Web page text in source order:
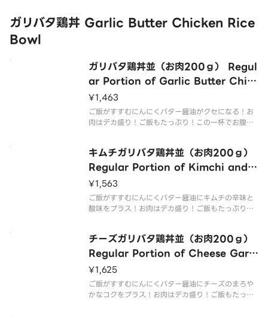
ガリバタ鶏丼 Garlic Butter Chicken Rice
Bowl
ガリバタ鶏丼並（お肉200ｇ） Regul
ar Portion of Garlic Butter Chick
en Rice Bowl （200g of Meat）
¥1,463
ご飯がすすむにんにくバター醤油がクセになる！お
肉はデカ盛り！ご飯もたっぷり！この一杯でお腹い
e
キムチガリバタ鶏丼並（お肉200ｇ）
Regular Portion of Kimchi and
Garlic Butter Chicken Rice Bowl
（200g of Meat）
¥1,563
ご飯がすすむにんにくバター醤油にキムチの辛味と
酸味をプラス！お肉はデカ盛り！ご飯もたっぷり！
your ri
チーズガリバタ鶏丼並（お肉200ｇ）
Regular Portion of Cheese Garli
c Butter Chicken Rice Bowl （20
0g of Meat）
¥1,625
ご飯がすすむにんにくバター醤油にチーズのまろや
かなコクをプラス！お肉はデカ盛り！ご飯もたっぷ